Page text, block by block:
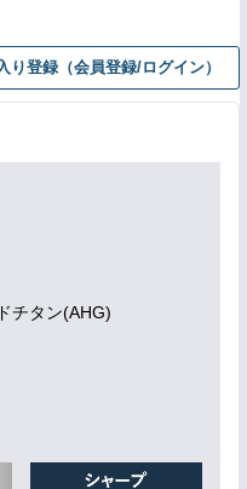
り登録（会員登録/ログイン）
チタン(AHG)